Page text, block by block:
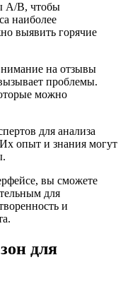
A/B, чтобы
наиболее
выявить горячие
на отзывы
проблемы.
можно
для анализа
опыт и знания могут
вы сможете
для
и
для